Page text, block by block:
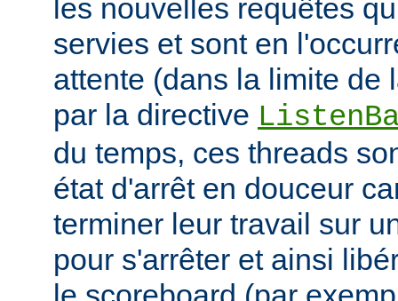
les nouvelles requêtes
servies et sont en
attente (dans la limite de
par la directive
du temps, ces threads
état d'arrêt en douceur
terminer leur travail sur
pour s'arrêter et ainsi